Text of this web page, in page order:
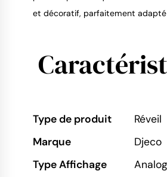
et décoratif, parfaitement adapté
Type de produit
Réveil
Marque
Djeco
Type Affichage